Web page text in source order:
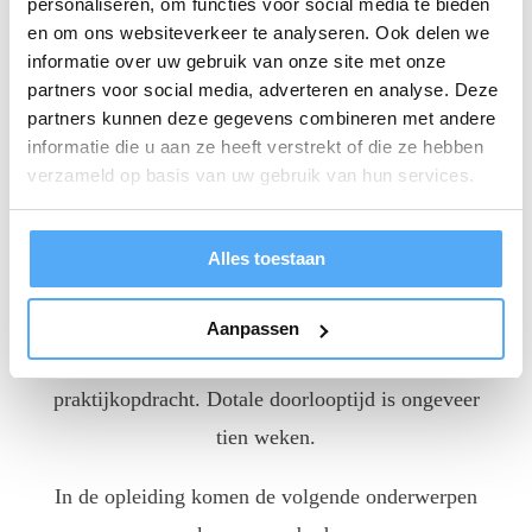
personaliseren, om functies voor social media te bieden
en om ons websiteverkeer te analyseren. Ook delen we
informatie over uw gebruik van onze site met onze
partners voor social media, adverteren en analyse. Deze
partners kunnen deze gegevens combineren met andere
informatie die u aan ze heeft verstrekt of die ze hebben
verzameld op basis van uw gebruik van hun services.
Alles toestaan
Aanpassen
voorbereiding). Na de vierde dag ga je aan de slag
met jouw praktijkopdracht, je bent hier ongeveer
zes weken mee bezig. Is de verbetering
doorgevoerd, dan dien je jouw rapport in via de
digitale leeromgeving en krijgt je een assessment.
De totale tijdsinvestering is 30 uur training,
inclusief voorbereiding in de digitale
leeromgeving. Verder moet je rekening houden met
de tijd die je nodig hebt voor de Black Belt
praktijkopdracht. Dotale doorlooptijd is ongeveer
tien weken.
In de opleiding komen de volgende onderwerpen